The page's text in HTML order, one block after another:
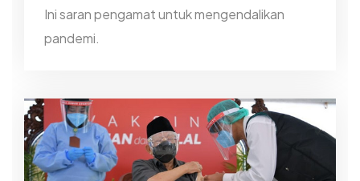
Ini saran pengamat untuk mengendalikan
pandemi.